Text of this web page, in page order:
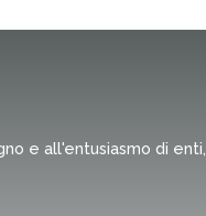
e all'entusiasmo di